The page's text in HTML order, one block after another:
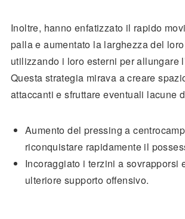
Inoltre, hanno enfatizzato il rapido
palla e aumentato la larghezza del
utilizzando i loro esterni per allungare
Questa strategia mirava a creare
attaccanti e sfruttare eventuali lacune
Aumento del pressing a
riconquistare rapidamente il
Incoraggiato i terzini a sovrapporsi
ulteriore supporto offensivo.